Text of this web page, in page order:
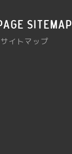
sitemap
サイトマップ